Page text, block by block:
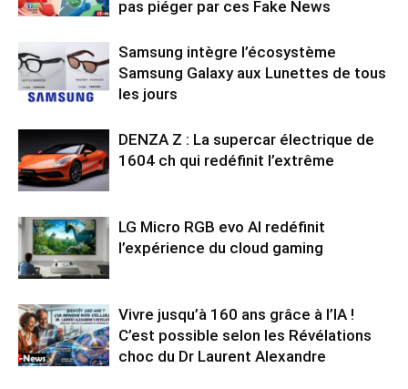
pas piéger par ces Fake News
Samsung intègre l’écosystème
Samsung Galaxy aux Lunettes de tous
les jours
DENZA Z : La supercar électrique de
1604 ch qui redéfinit l’extrême
LG Micro RGB evo AI redéfinit
l’expérience du cloud gaming
Vivre jusqu’à 160 ans grâce à l’IA !
C’est possible selon les Révélations
choc du Dr Laurent Alexandre